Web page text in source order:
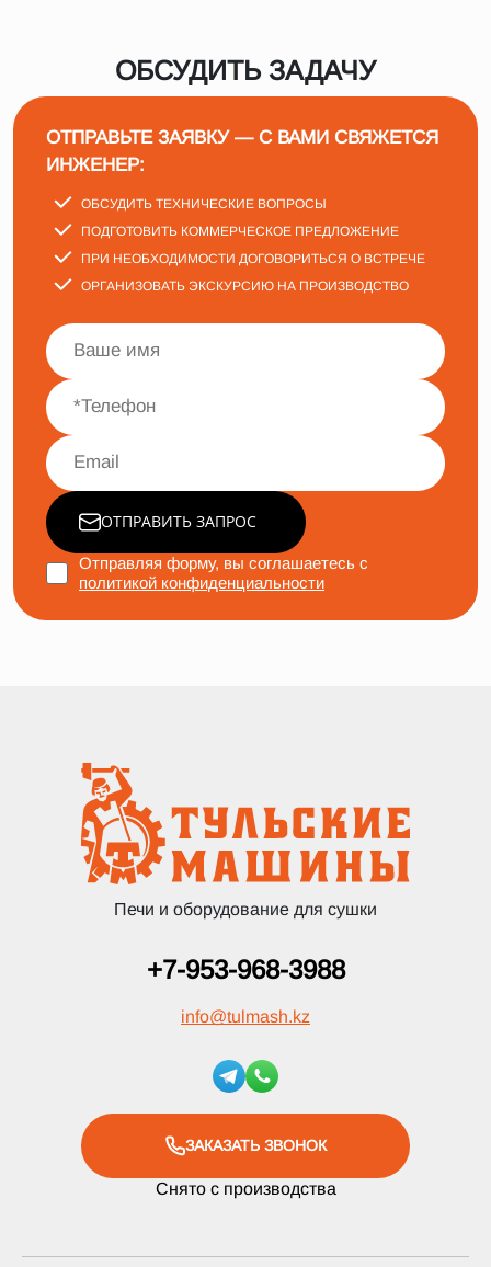
ОБСУДИТЬ ЗАДАЧУ
ОТПРАВЬТЕ ЗАЯВКУ — С ВАМИ СВЯЖЕТСЯ
ИНЖЕНЕР:
ОБСУДИТЬ ТЕХНИЧЕСКИЕ ВОПРОСЫ
ПОДГОТОВИТЬ КОММЕРЧЕСКОЕ ПРЕДЛОЖЕНИЕ
ПРИ НЕОБХОДИМОСТИ ДОГОВОРИТЬСЯ О ВСТРЕЧЕ
ОРГАНИЗОВАТЬ ЭКСКУРСИЮ НА ПРОИЗВОДСТВО
ОТПРАВИТЬ ЗАПРОС
Отправляя форму, вы соглашаетесь с
политикой конфиденциальности
Печи и оборудование для сушки
+7-953-968-3988
info@tulmash.kz
ЗАКАЗАТЬ ЗВОНОК
Снято с производства